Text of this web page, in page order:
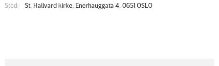
Sted:
St. Hallvard kirke, Enerhauggata 4, 0651 OSLO